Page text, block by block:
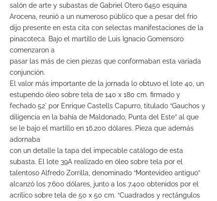
salón de arte y subastas de Gabriel Otero 6450 esquina
Arocena, reunió a un numeroso público que a pesar del frío
dijo presente en esta cita con selectas manifestaciones de la
pinacoteca. Bajo el martillo de Luis Ignacio Gomensoro
comenzaron a
pasar las más de cien piezas que conformaban esta variada
conjunción.
El valor más importante de la jornada lo obtuvo el lote 40, un
estupendo óleo sobre tela de 140 x 180 cm. firmado y
fechado 52´ por Enrique Castells Capurro, titulado “Gauchos y
diligencia en la bahía de Maldonado, Punta del Este” al que
se le bajo el martillo en 16.200 dólares. Pieza que además
adornaba
con un detalle la tapa del impecable catálogo de esta
subasta. El lote 39A realizado en óleo sobre tela por el
talentoso Alfredo Zorrilla, denominado “Montevideo antiguo”
alcanzó los 7.600 dólares, junto a los 7.400 obtenidos por el
acrílico sobre tela de 50 x 50 cm. “Cuadrados y rectángulos